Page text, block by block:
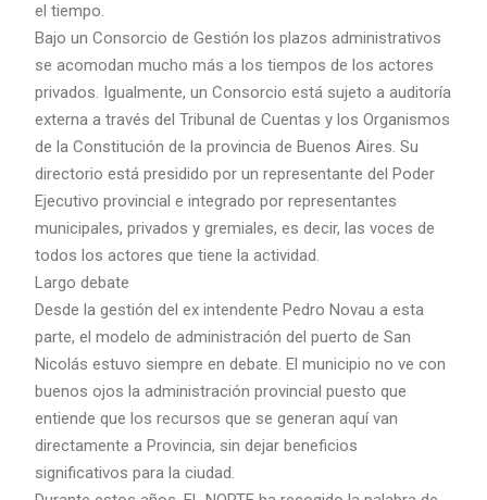
el tiempo.
Bajo un Consorcio de Gestión los plazos administrativos
se acomodan mucho más a los tiempos de los actores
privados. Igualmente, un Consorcio está sujeto a auditoría
externa a través del Tribunal de Cuentas y los Organismos
de la Constitución de la provincia de Buenos Aires. Su
directorio está presidido por un representante del Poder
Ejecutivo provincial e integrado por representantes
municipales, privados y gremiales, es decir, las voces de
todos los actores que tiene la actividad.
Largo debate
Desde la gestión del ex intendente Pedro Novau a esta
parte, el modelo de administración del puerto de San
Nicolás estuvo siempre en debate. El municipio no ve con
buenos ojos la administración provincial puesto que
entiende que los recursos que se generan aquí van
directamente a Provincia, sin dejar beneficios
significativos para la ciudad.